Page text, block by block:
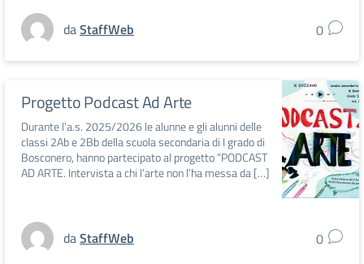
daStaffWeb 0
Progetto Podcast Ad Arte
Durante l’a.s. 2025/2026 le alunne e gli alunni delle
classi 2Ab e 2Bb della scuola secondaria di I grado di
Bosconero, hanno partecipato al progetto “PODCAST
AD ARTE. Intervista a chi l’arte non l’ha messa da […]
daStaffWeb 0